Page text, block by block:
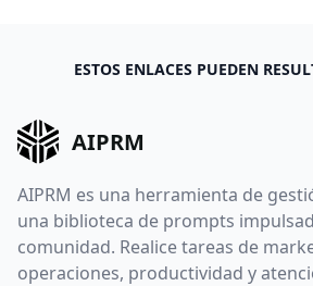
ESTOS ENLACES PUEDEN
AIPRM
AIPRM es una herramienta de
una biblioteca de prompts
comunidad. Realice tareas de
operaciones, productividad y